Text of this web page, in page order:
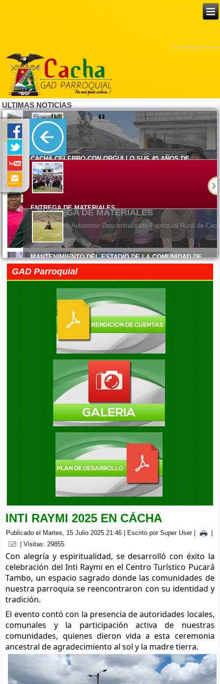
ProCurbAppealConcrete
ULTIMAS NOTICIAS
ENTREGA DE MATERIALES
El Gobierno Autónomo Descentralizado Parroquial Rural de
CACHA CELEBRO CON ORGULLO SUS 45 AÑOS DE
PARROQUIALIZACION
Lunes, 08 Junio 2026 15:17
ENTREGA DE MATERIALES
Viernes, 05 Junio 2026 14:58
MANTENIMIENTO DEL ESTADIO DE LA COMUNIDAD DE
MACHANGARA
Viernes, 05 Junio 2026 14:45
FELIZ DÍA DE LAS MADRES
Viernes, 05 Junio 2026 14:41
EXITO EN LA INAUGURACION DEL CAMPEONATO DE
FUTBOL DIE ESTRELLAS
Viernes, 05 Septiembre 2025 20:08
ENTREGA DE KITS ALIMENTARIOS EN LA COMUNIDAD DE
GAUBUG
Viernes, 05 Septiembre 2025 20:04
BRIGADA MEDICA INTERDISCIPLINARIA EN LA PARROQUIA
CACHA
Viernes, 05 Septiembre 2025 20:00
GAD Parroquial
INTI RAYMI 2025 EN CÁCHA
Publicado el Martes, 15 Julio 2025 21:46 | Escrito por Super User|
|
| Visitas: 29855
Con alegría y espiritualidad, se desarrolló con éxito la
celebración del Inti Raymi en el Centro Turístico Pucará
Tambo, un espacio sagrado donde las comunidades de
nuestra parroquia se reencontraron con su identidad y
tradición.
El evento contó con la presencia de autoridades locales,
comunales y la participación activa de nuestras
comunidades, quienes dieron vida a esta ceremonia
ancestral de agradecimiento al sol y la madre tierra.